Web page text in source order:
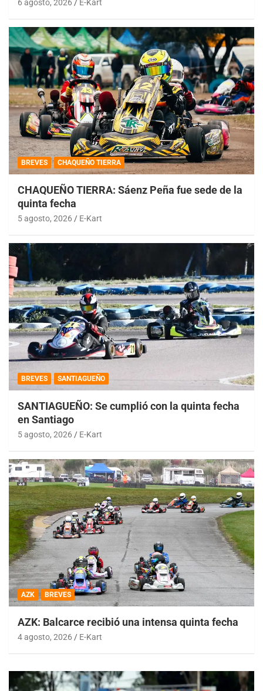
6 agosto, 2026 E-Kart
BREVES CHAQUEÑO TIERRA
CHAQUEÑO TIERRA: Sáenz Peña fue sede de la
quinta fecha
5 agosto, 2026 E-Kart
BREVES SANTIAGUEÑO
SANTIAGUEÑO: Se cumplió con la quinta fecha
en Santiago
5 agosto, 2026 E-Kart
AZK BREVES
AZK: Balcarce recibió una intensa quinta fecha
4 agosto, 2026 E-Kart